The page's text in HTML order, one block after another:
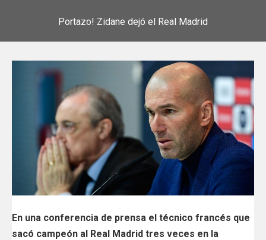
Portazo! Zidane dejó el Real Madrid
En una conferencia de prensa el técnico francés que
sacó campeón al Real Madrid tres veces en la